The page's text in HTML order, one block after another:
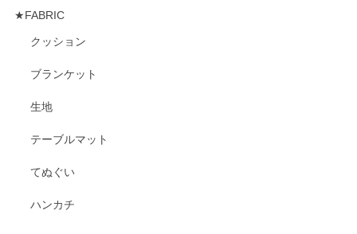
★FABRIC
クッション
ブランケット
生地
テーブルマット
てぬぐい
ハンカチ